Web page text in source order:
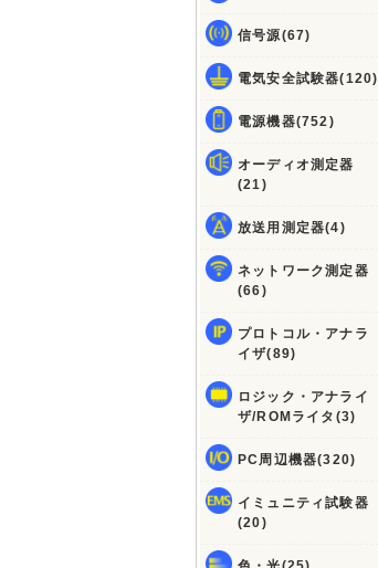
信号源(67)
電気安全試験器(120)
電源機器(752)
オーディオ測定器
(21)
放送用測定器(4)
ネットワーク測定器
(66)
プロトコル・アナラ
イザ(89)
ロジック・アナライ
ザ/ROMライタ(3)
PC周辺機器(320)
イミュニティ試験器
(20)